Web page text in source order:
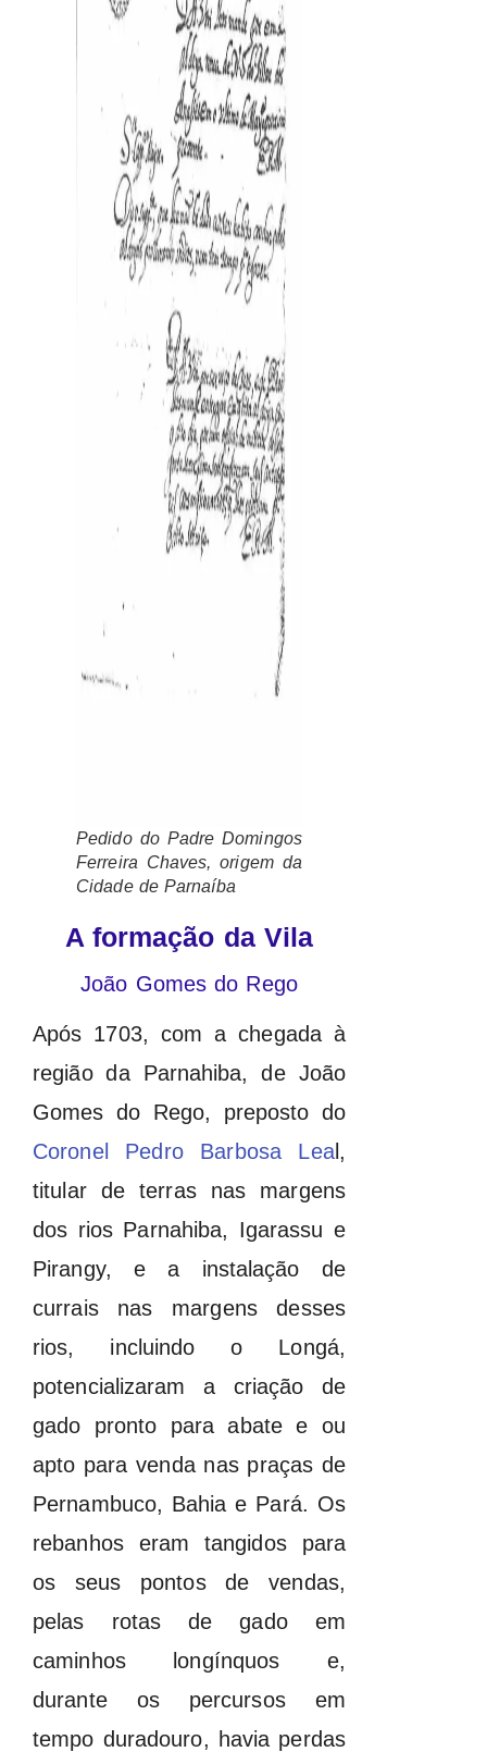
Pedido do Padre Domingos
Ferreira Chaves, origem da
Cidade de Parnaíba
A formação da Vila
João Gomes do Rego
Após 1703, com a chegada à
região da Parnahiba, de João
Gomes do Rego, preposto do
Coronel Pedro Barbosa Leal,
titular de terras nas margens
dos rios Parnahiba, Igarassu e
Pirangy, e a instalação de
currais nas margens desses
rios, incluindo o Longá,
potencializaram a criação de
gado pronto para abate e ou
apto para venda nas praças de
Pernambuco, Bahia e Pará. Os
rebanhos eram tangidos para
os seus pontos de vendas,
pelas rotas de gado em
caminhos longínquos e,
durante os percursos em
tempo duradouro, havia perdas